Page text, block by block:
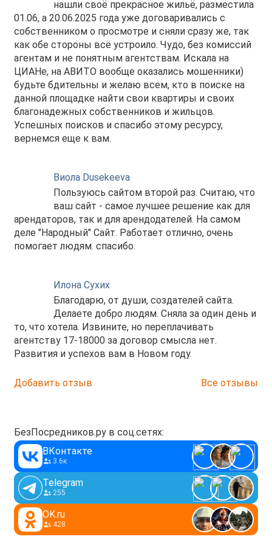
нашли своё прекрасное жильё, разместила
01.06, а 20.06.2025 года уже договаривались с
собственником о просмотре и сняли сразу же, так
как обе стороны всё устроило. Чудо, без комиссий
агентам и не понятным агентствам. Искала на
ЦИАНе, на АВИТО вообще оказались мошенники)
будьте бдительны и желаю всем, кто в поиске на
данной площадке найти свои квартиры и своих
благонадежных собственников и жильцов.
Успешных поисков и спасибо этому ресурсу,
вернемся еще к вам.
Виола Dusekeeva
Пользуюсь сайтом второй раз. Считаю, что
ваш сайт - самое лучшее решение как для
арендаторов, так и для арендодателей. На самом
деле "Народный" Сайт. Работает отлично, очень
помогает людям. спасибо.
Илона Сухих
Благодарю, от души, создателей сайта.
Делаете добро людям. Сняла за один день и
то, что хотела. Извините, но переплачивать
агентству 17-18000 за договор смысла нет.
Развития и успехов вам в Новом году.
Добавить отзыв Все отзывы
БезПосредников.ру в соц.сетях:
ВКонтакте
3.6к
Telegram
255
OK.ru
428